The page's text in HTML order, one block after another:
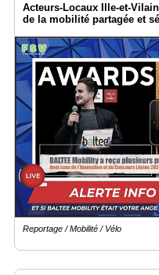
Acteurs-Locaux Ille-et-
de la mobilité partagée et
Reportage / Mobilité / Vélo